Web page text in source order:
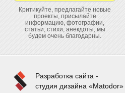
Критикуйте, предлагайте новые
проекты, присылайте
информацию, фотографии,
статьи, стихи, анекдоты, мы
будем очень благодарны.
Разработка сайта -
студия дизайна «Matodor»